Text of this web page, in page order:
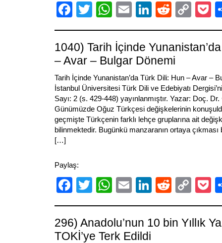
Facebook
TwitterWhatsApp
EmailLinkedIn
Reddit
Link
1040) Tarih İçinde
– Avar – Bulgar Dönemi
Tarih İçinde Yunanistan’da Türk Dili: Hun – Avar –
İstanbul Üniversitesi Türk Dili ve Edebiyatı
Sayı: 2 (s. 429-448) yayınlanmıştır. Yazar: Doç.
Günümüzde Oğuz Türkçesi değişkelerinin
geçmişte Türkçenin farklı lehçe gruplarına ait
bilinmektedir. Bugünkü manzaranın ortaya
[…]
Paylaş:
Facebook
TwitterWhatsApp
EmailLinkedIn
Reddit
Link
296) Anadolu’nun 10 bin Yıllık
TOKİ’ye Terk Edildi